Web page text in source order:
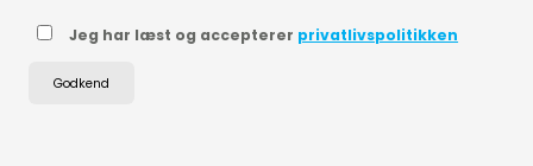
Jeg har læst og accepterer privatlivspolitikken
Godkend